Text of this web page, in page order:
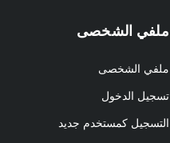
ملفي الشخصى
ملفي الشخصى
تسجيل الدخول
التسجيل كمستخدم جديد